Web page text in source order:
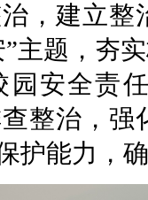
，建立
主题，夯
园安全责
整治，
护能力，